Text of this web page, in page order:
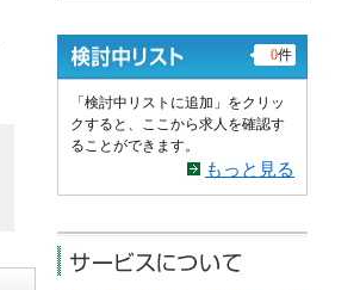
0件
「検討中リストに追加」をクリッ
クすると、ここから求人を確認す
ることができます。
もっと見る